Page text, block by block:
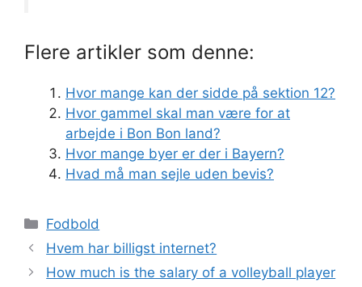
Flere artikler som denne:
Hvor mange kan der sidde på sektion 12?
Hvor gammel skal man være for at
arbejde i Bon Bon land?
Hvor mange byer er der i Bayern?
Hvad må man sejle uden bevis?
Kategorier
Fodbold
Hvem har billigst internet?
How much is the salary of a volleyball player